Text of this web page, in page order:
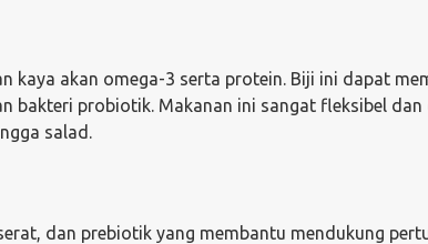
kaya akan omega-3 serta protein. Biji ini dapat
bakteri probiotik. Makanan ini sangat fleksibel
salad.
dan prebiotik yang membantu mendukung